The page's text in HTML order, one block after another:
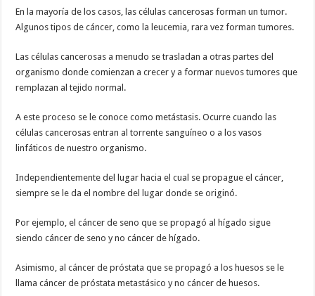
En la mayoría de los casos, las células cancerosas forman un tumor.
Algunos tipos de cáncer, como la leucemia, rara vez forman tumores.
Las células cancerosas a menudo se trasladan a otras partes del
organismo donde comienzan a crecer y a formar nuevos tumores que
remplazan al tejido normal.
A este proceso se le conoce como metástasis. Ocurre cuando las
células cancerosas entran al torrente sanguíneo o a los vasos
linfáticos de nuestro organismo.
Independientemente del lugar hacia el cual se propague el cáncer,
siempre se le da el nombre del lugar donde se originó.
Por ejemplo, el cáncer de seno que se propagó al hígado sigue
siendo cáncer de seno y no cáncer de hígado.
Asimismo, al cáncer de próstata que se propagó a los huesos se le
llama cáncer de próstata metastásico y no cáncer de huesos.